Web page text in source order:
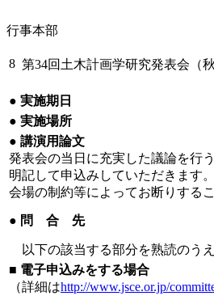
行事本部
8 第34回土木計画学研究発表会（秋
● 実施期日
● 実施場所
● 講演用論文
発表会の当日に充実した議論を行
明記して申込みしていただきます
会場の制約等によってお断りする
● 問 合 先
以下の該当する部分を熟読のう
■ 電子申込みをする場合
（詳細はhttp://www.jsce.or.jp/